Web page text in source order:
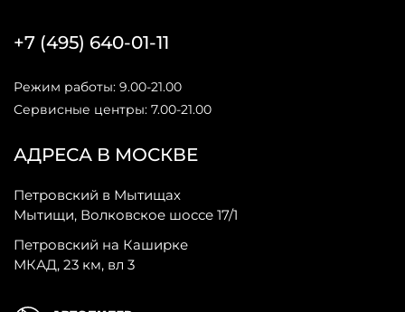
АДРЕСА В МОСКВЕ
Петровский в Мытищах
Мытищи, Волковское шоссе 17/1
Петровский на Каширке
МКАД, 23 км, вл 3
+7 (495) 640-01-11
Режим работы: 9.00-21.00
Сервисные центры: 7.00-21.00